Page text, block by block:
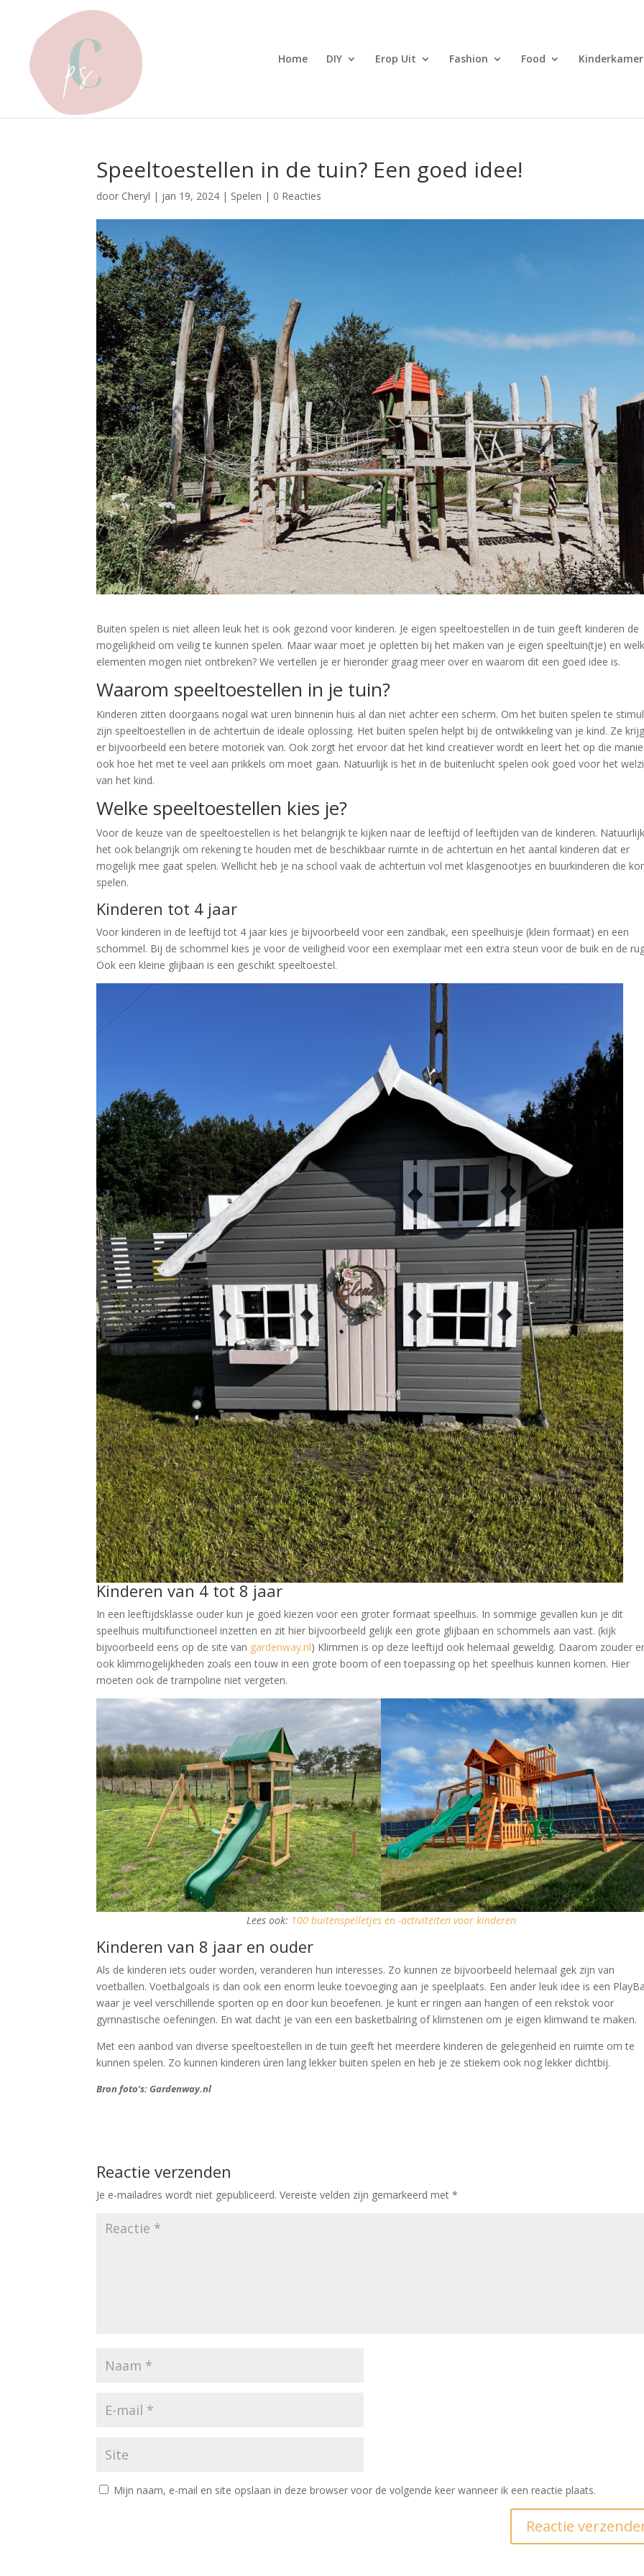
Home DIY Erop Uit Fashion Food Kinderkamer
Speeltoestellen in de tuin? Een goed idee!
door Cheryl | jan 19, 2024 | Spelen | 0 Reacties
Buiten spelen is niet alleen leuk het is ook gezond voor kinderen. Je eigen speeltoestellen in de tuin geeft kinderen de
mogelijkheid om veilig te kunnen spelen. Maar waar moet je opletten bij het maken van je eigen speeltuin(tje) en
elementen mogen niet ontbreken? We vertellen je er hieronder graag meer over en waarom dit een goed idee is.
Waarom speeltoestellen in je tuin?
Kinderen zitten doorgaans nogal wat uren binnenin huis al dan niet achter een scherm. Om het buiten spelen te
zijn speeltoestellen in de achtertuin de ideale oplossing. Het buiten spelen helpt bij de ontwikkeling van je kind. Ze
er bijvoorbeeld een betere motoriek van. Ook zorgt het ervoor dat het kind creatiever wordt en leert het op die
ook hoe het met te veel aan prikkels om moet gaan. Natuurlijk is het in de buitenlucht spelen ook goed voor het
van het kind.
Welke speeltoestellen kies je?
Voor de keuze van de speeltoestellen is het belangrijk te kijken naar de leeftijd of leeftijden van de kinderen.
het ook belangrijk om rekening te houden met de beschikbaar ruimte in de achtertuin en het aantal kinderen dat er
mogelijk mee gaat spelen. Wellicht heb je na school vaak de achtertuin vol met klasgenootjes en buurkinderen die
spelen.
Kinderen tot 4 jaar
Voor kinderen in de leeftijd tot 4 jaar kies je bijvoorbeeld voor een zandbak, een speelhuisje (klein formaat) en een
schommel. Bij de schommel kies je voor de veiligheid voor een exemplaar met een extra steun voor de buik en de
Ook een kleine glijbaan is een geschikt speeltoestel.
Kinderen van 4 tot 8 jaar
In een leeftijdsklasse ouder kun je goed kiezen voor een groter formaat speelhuis. In sommige gevallen kun je dit
speelhuis multifunctioneel inzetten en zit hier bijvoorbeeld gelijk een grote glijbaan en schommels aan vast. (kijk
bijvoorbeeld eens op de site van gardenway.nl) Klimmen is op deze leeftijd ook helemaal geweldig. Daarom zouder
ook klimmogelijkheden zoals een touw in een grote boom of een toepassing op het speelhuis kunnen komen. Hier
moeten ook de trampoline niet vergeten.
Lees ook: 100 buitenspelletjes en -activiteiten voor kinderen
Kinderen van 8 jaar en ouder
Als de kinderen iets ouder worden, veranderen hun interesses. Zo kunnen ze bijvoorbeeld helemaal gek zijn van
voetballen. Voetbalgoals is dan ook een enorm leuke toevoeging aan je speelplaats. Een ander leuk idee is een
waar je veel verschillende sporten op en door kun beoefenen. Je kunt er ringen aan hangen of een rekstok voor
gymnastische oefeningen. En wat dacht je van een een basketbalring of klimstenen om je eigen klimwand te maken.
Met een aanbod van diverse speeltoestellen in de tuin geeft het meerdere kinderen de gelegenheid en ruimte om te
kunnen spelen. Zo kunnen kinderen úren lang lekker buiten spelen en heb je ze stiekem ook nog lekker dichtbij.
Bron foto’s: Gardenway.nl
Reactie verzenden
Je e-mailadres wordt niet gepubliceerd. Vereiste velden zijn gemarkeerd met*
Mijn naam, e-mail en site opslaan in deze browser voor de volgende keer wanneer ik een reactie plaats.